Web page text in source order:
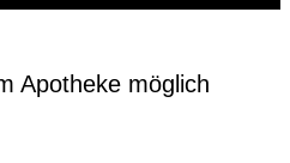
Apotheke möglich